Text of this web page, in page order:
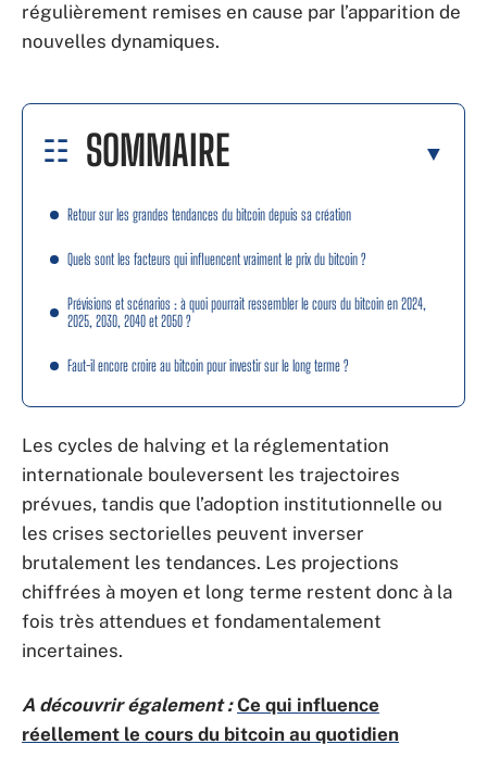
régulièrement remises en cause par l’apparition de
nouvelles dynamiques.
SOMMAIRE
Retour sur les grandes tendances du bitcoin depuis sa création
Quels sont les facteurs qui influencent vraiment le prix du bitcoin ?
Prévisions et scénarios : à quoi pourrait ressembler le cours du bitcoin en 2024,
2025, 2030, 2040 et 2050 ?
Faut-il encore croire au bitcoin pour investir sur le long terme ?
Les cycles de halving et la réglementation
internationale bouleversent les trajectoires
prévues, tandis que l’adoption institutionnelle ou
les crises sectorielles peuvent inverser
brutalement les tendances. Les projections
chiffrées à moyen et long terme restent donc à la
fois très attendues et fondamentalement
incertaines.
A découvrir également : Ce qui influence
réellement le cours du bitcoin au quotidien